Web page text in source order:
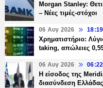
Morgan Stanley:
– Νέες τιμές-στόχοι
06 Αυγ 2026 18:19
Χρηματιστήριο:
taking, απώλειες
06 Αυγ 2026 06:22
Η είσοδος της
διασύνδεση